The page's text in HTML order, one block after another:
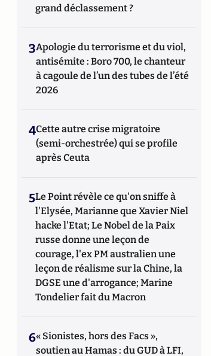
grand déclassement ?
3Apologie du terrorisme et du viol,
antisémite : Boro 700, le chanteur
à cagoule de l’un des tubes de l’été
2026
4Cette autre crise migratoire
(semi-orchestrée) qui se profile
après Ceuta
5Le Point révèle ce qu'on sniffe à
l'Elysée, Marianne que Xavier Niel
hacke l'Etat; Le Nobel de la Paix
russe donne une leçon de
courage, l'ex PM australien une
leçon de réalisme sur la Chine, la
DGSE une d'arrogance; Marine
Tondelier fait du Macron
6« Sionistes, hors des Facs »,
soutien au Hamas : du GUD à LFI,